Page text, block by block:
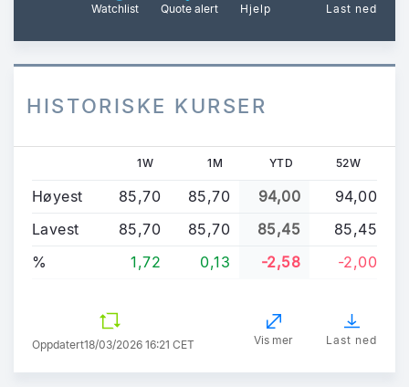
Watchlist Quote alert Hjelp Last ned
HISTORISKE KURSER
1W 1M YTD 52W
Høyest 85,70 85,70 94,00
94,00
Lavest
85,70 85,70 85,45
85,45
%
1,72 0,13 -2,58 -2,00
Oppdatert18/03/2026 16:21 CET Vis mer Last ned